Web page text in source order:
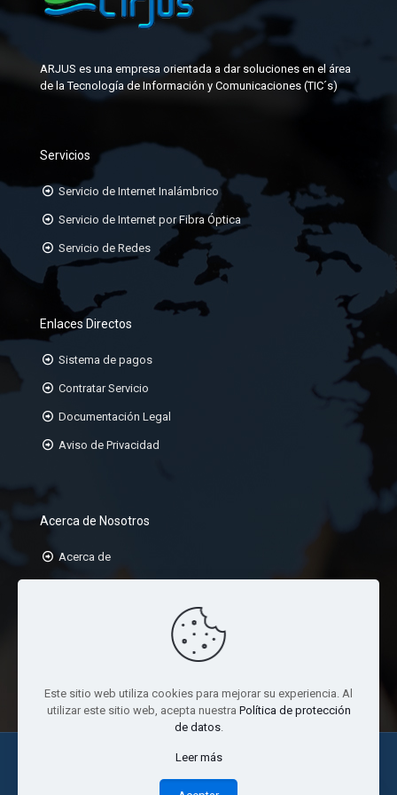
FACEPLATE
JACK-RJ45
ORGANIZADORES HORIZONTALES
ORGANIZADORES VERTICALES
PATCHCORD TP CAT6A, 6, 5E
PATCHPANEL DE 24 Ó 48 PUERTOS
RACK DE 19
KIT DE FABRICACIÓN DE CONECTORES
ARJUS es una empresa orientada a dar soluciones en el área
de la Tecnología de Información y Comunicaciones (TIC´s)
Servicios
Servicio de Internet Inalámbrico
Servicio de Internet por Fibra Óptica
Servicio de Redes
Enlaces Directos
Sistema de pagos
Contratar Servicio
Documentación Legal
Aviso de Privacidad
Acerca de Nosotros
Acerca de
Este sitio web utiliza cookies para mejorar su experiencia. Al
utilizar este sitio web, acepta nuestra Política de protección
de datos.
Leer más